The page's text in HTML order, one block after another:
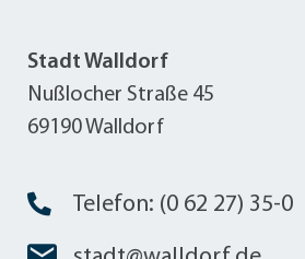
Stadt Walldorf
Nußlocher Straße 45
69190 Walldorf
Telefon: (0 62 27) 35-0